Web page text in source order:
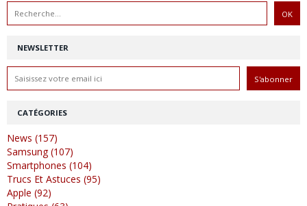
NEWSLETTER
CATÉGORIES
News (157)
Samsung (107)
Smartphones (104)
Trucs Et Astuces (95)
Apple (92)